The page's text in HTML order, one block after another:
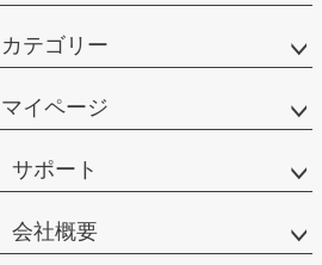
カテゴリー
マイページ
サポート
会社概要